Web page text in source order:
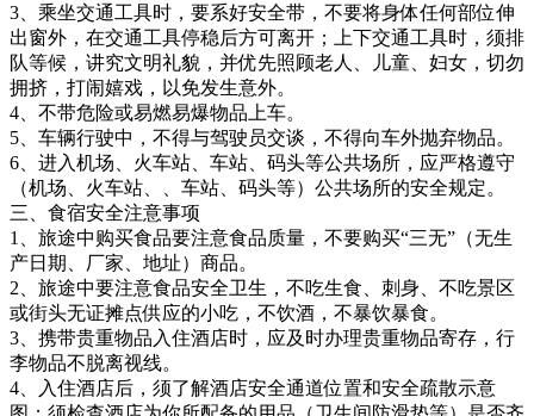
3、乘坐交通工具时，要系好安全带，不要将身体任何部位伸
出窗外，在交通工具停稳后方可离开；上下交通工具时，须排
队等候，讲究文明礼貌，并优先照顾老人、儿童、妇女，切勿
拥挤，打闹嬉戏，以免发生意外。
4、不带危险或易燃易爆物品上车。
5、车辆行驶中，不得与驾驶员交谈，不得向车外抛弃物品。
6、进入机场、火车站、车站、码头等公共场所，应严格遵守
（机场、火车站、、车站、码头等）公共场所的安全规定。
三、食宿安全注意事项
1、旅途中购买食品要注意食品质量，不要购买“三无”（无生
产日期、厂家、地址）商品。
2、旅途中要注意食品安全卫生，不吃生食、刺身、不吃景区
或街头无证摊点供应的小吃，不饮酒，不暴饮暴食。
3、携带贵重物品入住酒店时，应及时办理贵重物品寄存，行
李物品不脱离视线。
4、入住酒店后，须了解酒店安全通道位置和安全疏散示意